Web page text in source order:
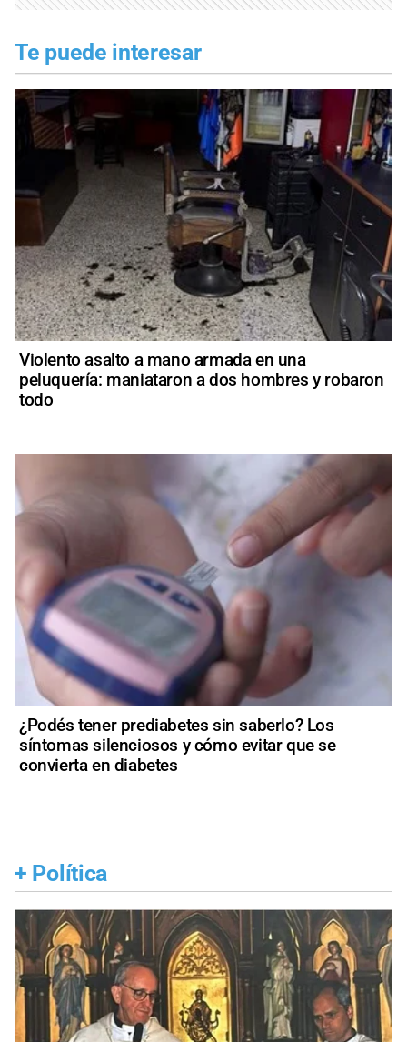
Te puede interesar
Violento asalto a mano armada en una
peluquería: maniataron a dos hombres y robaron
todo
¿Podés tener prediabetes sin saberlo? Los
síntomas silenciosos y cómo evitar que se
convierta en diabetes
+ Política